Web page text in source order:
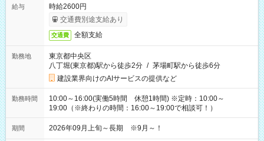
給与
時給2600円
交通費別途支給あり
交通費 全額支給
勤務地
東京都中央区
八丁堀(東京都)駅から徒歩2分 / 茅場町駅から徒歩6分
建設業界向けのAIサービスの提供など
勤務時間
10:00～16:00(実働5時間 休憩1時間) ※定時：10:00～
19:00（※終わりの時間：16:00～19:00で相談可！）
期間 2026年09月上旬～長期 ※9月～！